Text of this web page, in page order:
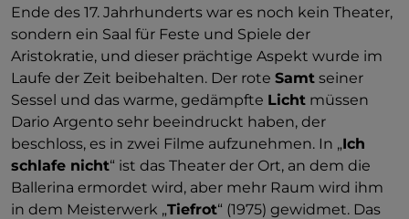
Ende des 17. Jahrhunderts war es noch kein Theater,
sondern ein Saal für Feste und Spiele der
Aristokratie, und dieser prächtige Aspekt wurde im
Laufe der Zeit beibehalten. Der rote Samt seiner
Sessel und das warme, gedämpfte Licht müssen
Dario Argento sehr beeindruckt haben, der
beschloss, es in zwei Filme aufzunehmen. In „Ich
schlafe nicht“ ist das Theater der Ort, an dem die
Ballerina ermordet wird, aber mehr Raum wird ihm
in dem Meisterwerk „Tiefrot“ (1975) gewidmet. Das